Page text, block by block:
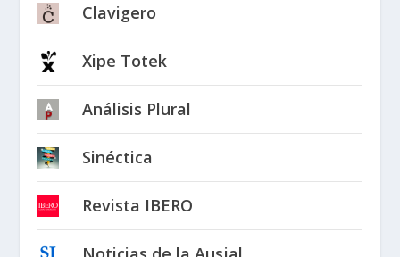
Clavigero
Xipe Totek
Análisis Plural
Sinéctica
Revista IBERO